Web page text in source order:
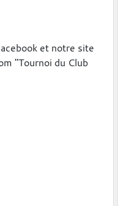
et notre site
"Tournoi du Club